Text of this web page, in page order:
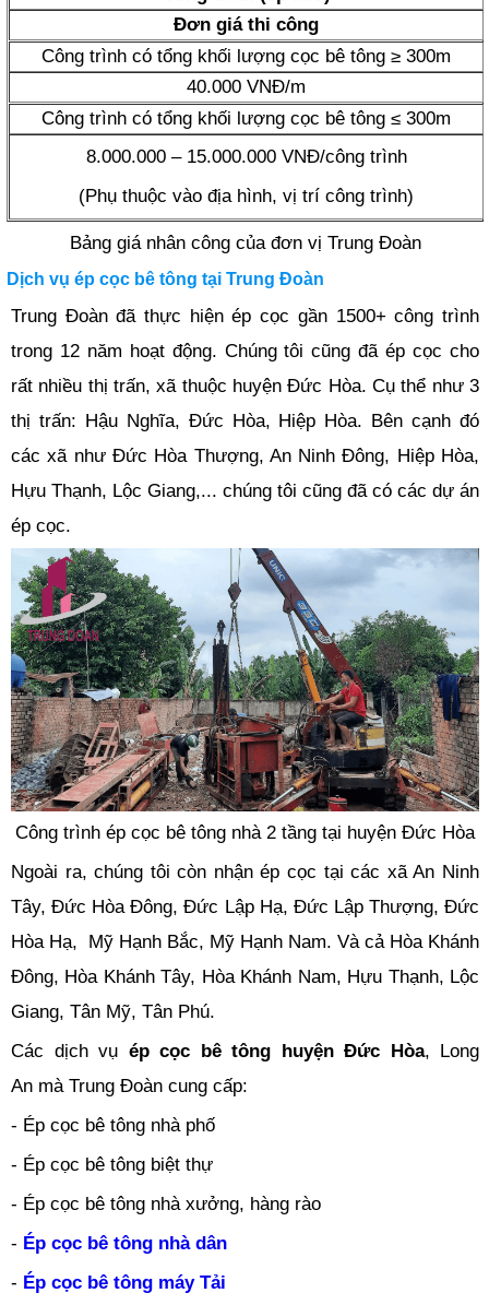
Đơn giá thi công
Công trình có tổng khối lượng cọc bê tông ≥ 300m
40.000 VNĐ/m
Công trình có tổng khối lượng cọc bê tông ≤ 300m
8.000.000 – 15.000.000 VNĐ/công trình
(Phụ thuộc vào địa hình, vị trí công trình)
Bảng giá nhân công của đơn vị Trung Đoàn
Dịch vụ ép cọc bê tông tại Trung Đoàn
Trung Đoàn đã thực hiện ép cọc gần 1500+ công trình
trong 12 năm hoạt động. Chúng tôi cũng đã ép cọc cho
rất nhiều thị trấn, xã thuộc huyện Đức Hòa. Cụ thể như 3
thị trấn: Hậu Nghĩa, Đức Hòa, Hiệp Hòa. Bên cạnh đó
các xã như Đức Hòa Thượng, An Ninh Đông, Hiệp Hòa,
Hựu Thạnh, Lộc Giang,... chúng tôi cũng đã có các dự án
ép cọc.
Công trình ép cọc bê tông nhà 2 tầng tại huyện Đức Hòa
Ngoài ra, chúng tôi còn nhận ép cọc tại các xã An Ninh
Tây, Đức Hòa Đông, Đức Lập Hạ, Đức Lập Thượng, Đức
Hòa Hạ, Mỹ Hạnh Bắc, Mỹ Hạnh Nam. Và cả Hòa Khánh
Đông, Hòa Khánh Tây, Hòa Khánh Nam, Hựu Thạnh, Lộc
Giang, Tân Mỹ, Tân Phú.
Các dịch vụ ép cọc bê tông huyện Đức Hòa, Long
An mà Trung Đoàn cung cấp:
- Ép cọc bê tông nhà phố
- Ép cọc bê tông biệt thự
- Ép cọc bê tông nhà xưởng, hàng rào
- Ép cọc bê tông nhà dân
- Ép cọc bê tông máy Tải